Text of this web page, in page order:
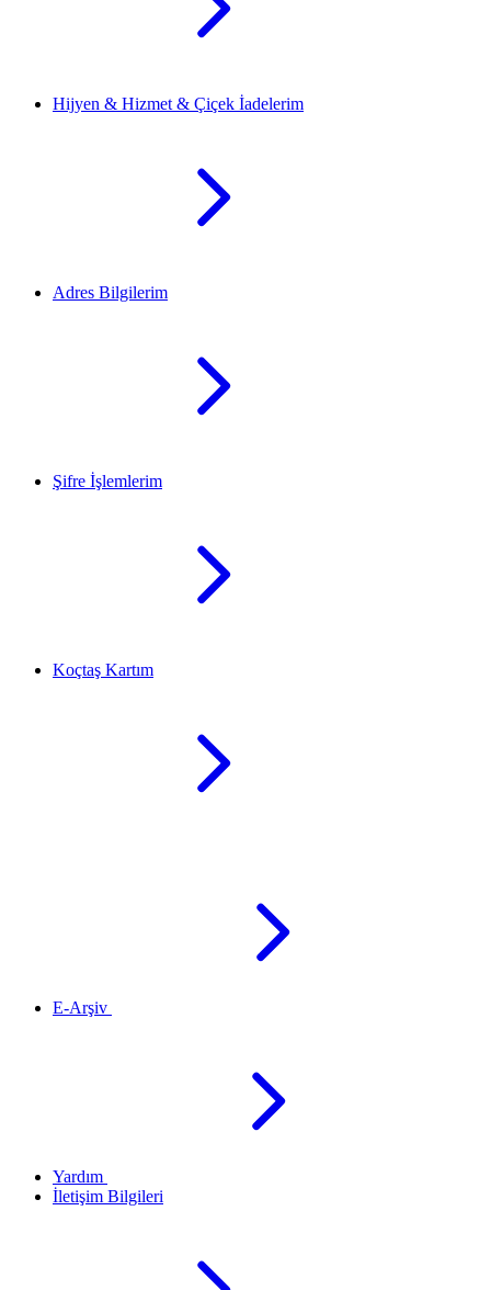
Hijyen & Hizmet & Çiçek İadelerim
Adres Bilgilerim
Şifre İşlemlerim
Koçtaş Kartım
E-Arşiv
Yardım
İletişim Bilgileri